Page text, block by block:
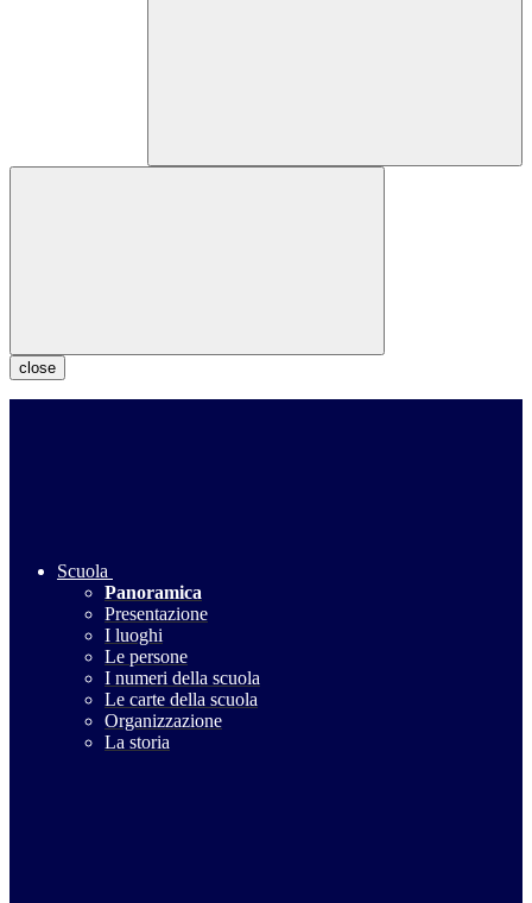
close
Scuola
Panoramica
Presentazione
I luoghi
Le persone
I numeri della scuola
Le carte della scuola
Organizzazione
La storia